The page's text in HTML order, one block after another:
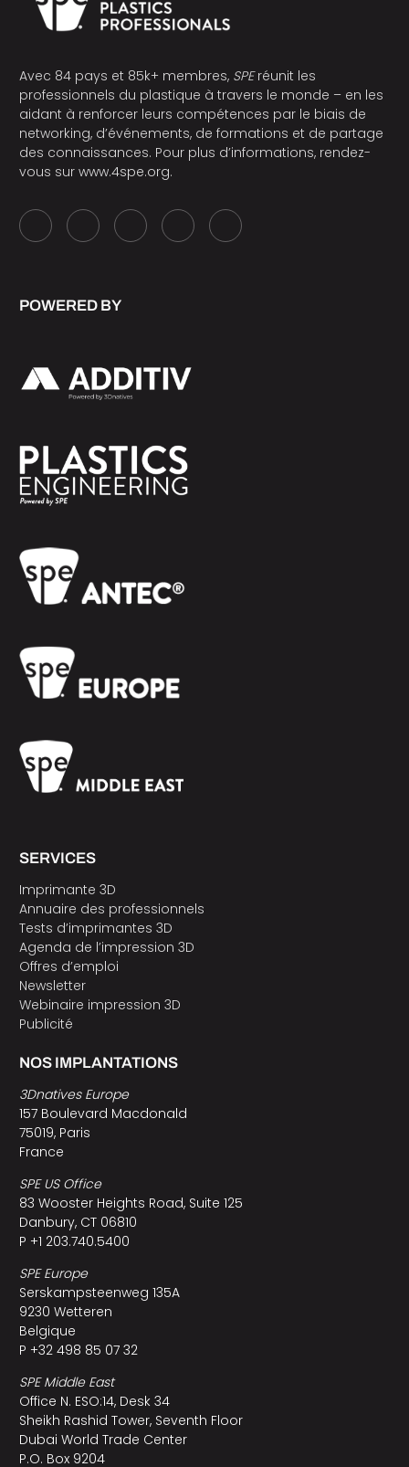
Avec 84 pays et 85k+ membres, SPEréunit les
professionnels du plastique à travers le monde – en les
aidant à renforcer leurs compétences par le biais de
networking, d’événements, de formations et de partage
des connaissances. Pour plus d’informations, rendez-
vous sur www.4spe.org.
POWERED BY
SERVICES
Imprimante 3D
Annuaire des professionnels
Tests d’imprimantes 3D
Agenda de l’impression 3D
Offres d’emploi
Newsletter
Webinaire impression 3D
Publicité
NOS IMPLANTATIONS
3Dnatives Europe
157 Boulevard Macdonald
75019, Paris
France
SPE US Office
83 Wooster Heights Road, Suite 125
Danbury, CT 06810
P +1 203.740.5400
SPE Europe
Serskampsteenweg 135A
9230 Wetteren
Belgique
P +32 498 85 07 32
SPE Middle East
Office N. ESO:14, Desk 34
Sheikh Rashid Tower, Seventh Floor
Dubai World Trade Center
P.O. Box 9204